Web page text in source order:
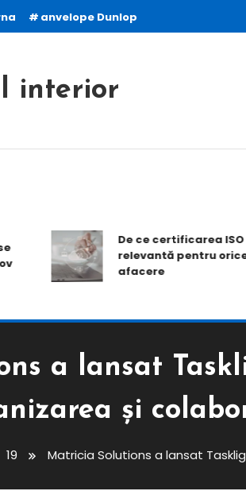
anvelope Dunlop
interior
De ce certificarea ISO a
relevantă pentru orice
afacere
a lansat
și
19 Matricia Solutions a lansat